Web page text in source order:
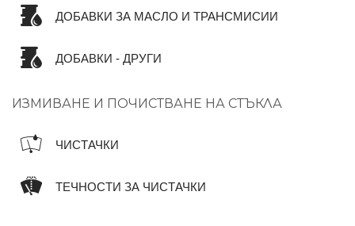
ДОБАВКИ ЗА МАСЛО И ТРАНСМИСИИ
ДОБАВКИ - ДРУГИ
ИЗМИВАНЕ И ПОЧИСТВАНЕ НА СТЪКЛА
ЧИСТАЧКИ
ТЕЧНОСТИ ЗА ЧИСТАЧКИ